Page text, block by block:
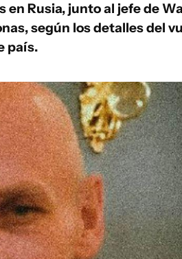
en Rusia, junto al jefe de
según los detalles del
país.